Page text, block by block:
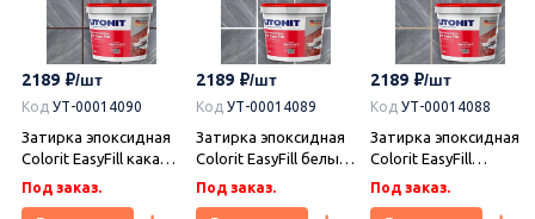
2189
Код УТ-00014090
Затирка эпоксидная
Colorit EasyFill какао 1
кг, Плитонит
Под заказ.
2189
Код УТ-00014089
Затирка эпоксидная
Colorit EasyFill белый
1 кг, Плитонит
Под заказ.
2189
Код УТ-00014088
Затирка эпоксидная
Colorit EasyFill
бежевый 1 кг,
Плитонит
Под заказ.